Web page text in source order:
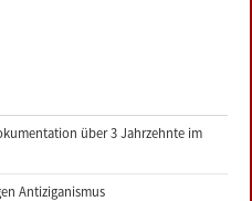
über 3 Jahrzehnte im
Antiziganismus